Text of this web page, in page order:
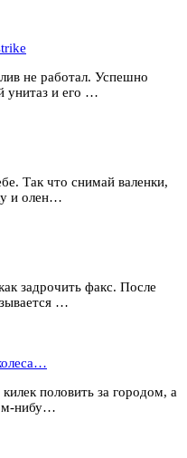
не работал. Успешно
унитаз и его …
Так что снимай валенки,
и олен…
задрочить факс. После
…
половить за городом, а
нибу…